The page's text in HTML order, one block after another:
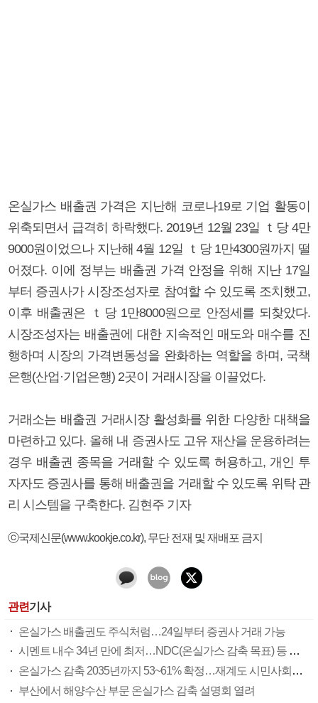
온실가스 배출권 가격은 지난해 코로나19로 기업 활동이
위축되면서 급격히 하락했다. 2019년 12월 23일 ｔ당 4만
9000원이었으나 지난해 4월 12일 ｔ당 1만4300원까지 떨
어졌다. 이에 정부는 배출권 가격 안정을 위해 지난 17일
부터 증권사가 시장조성자로 참여할 수 있도록 조치했고,
이후 배출권은 ｔ당 1만8000원으로 안정세를 되찾았다.
시장조성자는 배출권에 대한 지속적인 매도와 매수를 진
행하며 시장의 가격변동성을 완화하는 역할을 하며, 국책
은행(산업·기업은행) 2곳이 거래시장을 이끌었다.
거래소는 배출권 거래시장 활성화를 위한 다양한 대책을
마련하고 있다. 올해 내 증권사도 고유 재산을 운용하려는
경우 배출권 종목을 거래할 수 있도록 허용하고, 개인 투
자자도 증권사를 통해 배출권을 거래할 수 있도록 위탁 관
리 시스템을 구축한다. 김현주 기자
ⓒ국제신문(www.kookje.co.kr), 무단 전재 및 재배포 금지
관련기사
온실가스 배출권도 주식처럼…24일부터 증권사 거래 가능
시멘트 내수 34년 만에 최저…NDC(온실가스 감축 목표) 등 첩첩산중
온실가스 감축 2035년까지 53~61% 확정…재계도 시민사회도 반발(종합)
부산에서 해양수산 부문 온실가스 감축 설명회 열려